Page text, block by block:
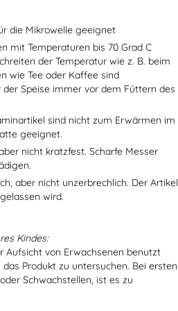
die Mikrowelle geeignet
mit Temperaturen bis 70 Grad C
der Temperatur wie z. B. beim
wie Tee oder Kaffee sind
Speise immer vor dem Füttern des
sind nicht zum Erwärmen im
geeignet.
nicht kratzfest. Scharfe Messer
aber nicht unzerbrechlich. Der Artikel
wird.
Kindes:
Aufsicht von Erwachsenen benutzt
Produkt zu untersuchen. Bei ersten
Schwachstellen, ist es zu